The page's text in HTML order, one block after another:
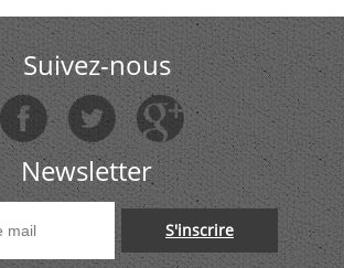
Suivez-nous
Newsletter
S'inscrire